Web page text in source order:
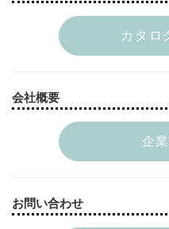
カタロ
会社概要
企
お問い合わせ